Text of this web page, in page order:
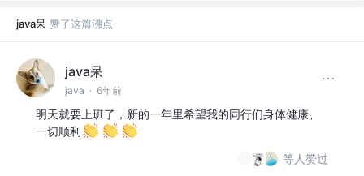
java呆 赞了这篇沸点
java呆
java · 6年前
明天就要上班了，新的一年里希望我的同行们身体健康、
一切顺利
等人赞过